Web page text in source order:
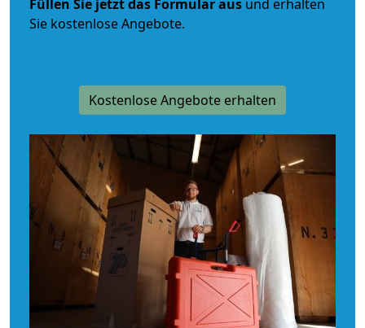
Füllen Sie jetzt das Formular aus und erhalten
Sie kostenlose Angebote.
Kostenlose Angebote erhalten